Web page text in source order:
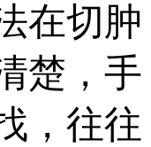
在切肿
楚，手
，往往